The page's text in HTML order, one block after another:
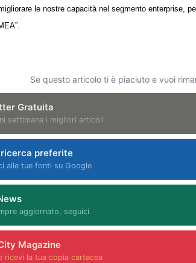
le nostre capacità nel segmento enterprise,
Se questo articolo ti è piaciuto e vuoi
Gratuita
settimana i migliori articoli
ricerca preferite
alle tue fonti su Google
aggiornato, seguici
Magazine
ricevi la tua copia cartacea